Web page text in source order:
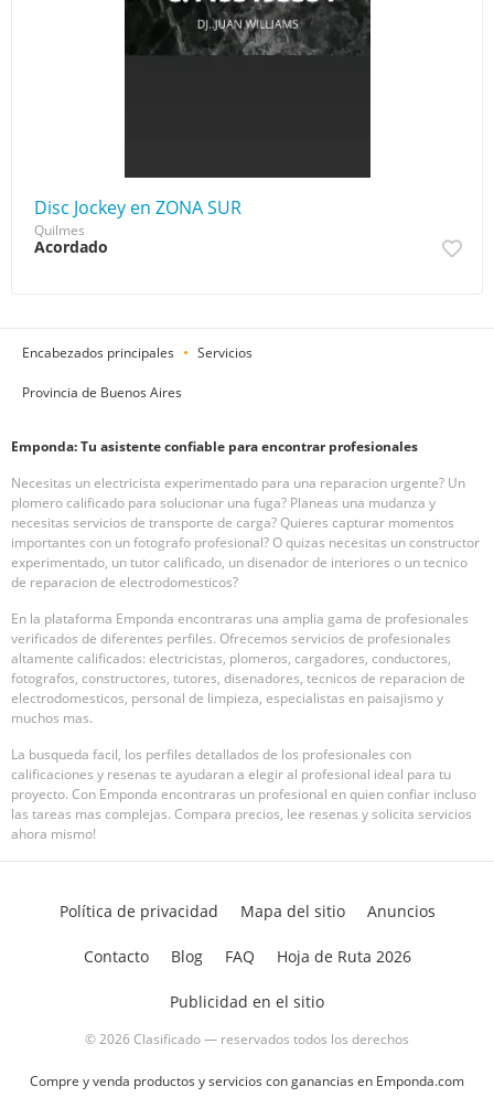
Disc Jockey en ZONA SUR
Quilmes
Acordado
Encabezados principales Servicios
Provincia de Buenos Aires
Emponda: Tu asistente confiable para encontrar profesionales
Necesitas un electricista experimentado para una reparacion urgente? Un
plomero calificado para solucionar una fuga? Planeas una mudanza y
necesitas servicios de transporte de carga? Quieres capturar momentos
importantes con un fotografo profesional? O quizas necesitas un constructor
experimentado, un tutor calificado, un disenador de interiores o un tecnico
de reparacion de electrodomesticos?
En la plataforma Emponda encontraras una amplia gama de profesionales
verificados de diferentes perfiles. Ofrecemos servicios de profesionales
altamente calificados: electricistas, plomeros, cargadores, conductores,
fotografos, constructores, tutores, disenadores, tecnicos de reparacion de
electrodomesticos, personal de limpieza, especialistas en paisajismo y
muchos mas.
La busqueda facil, los perfiles detallados de los profesionales con
calificaciones y resenas te ayudaran a elegir al profesional ideal para tu
proyecto. Con Emponda encontraras un profesional en quien confiar incluso
las tareas mas complejas. Compara precios, lee resenas y solicita servicios
ahora mismo!
© 2026 Clasificado — reservados todos los derechos
Política de privacidad Mapa del sitio Anuncios
Contacto Blog FAQ Hoja de Ruta 2026
Publicidad en el sitio
Compre y venda productos y servicios con ganancias en Emponda.com